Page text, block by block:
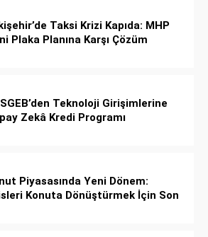
Taksi Krizi Kapıda: MHP
Plaka Planına Karşı Çözüm
Teknoloji Girişimlerine
Zekâ Kredi Programı
Piyasasında Yeni Dönem:
Konuta Dönüştürmek İçin Son